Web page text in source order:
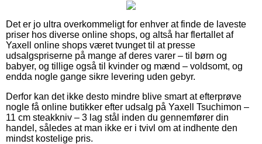
Det er jo ultra overkommeligt for enhver at finde de laveste
priser hos diverse online shops, og altså har flertallet af
Yaxell online shops været tvunget til at presse
udsalgspriserne på mange af deres varer – til børn og
babyer, og tillige også til kvinder og mænd – voldsomt, og
endda nogle gange sikre levering uden gebyr.
Derfor kan det ikke desto mindre blive smart at efterprøve
nogle få online butikker efter udsalg på Yaxell Tsuchimon –
11 cm steakkniv – 3 lag stål inden du gennemfører din
handel, således at man ikke er i tvivl om at indhente den
mindst kostelige pris.